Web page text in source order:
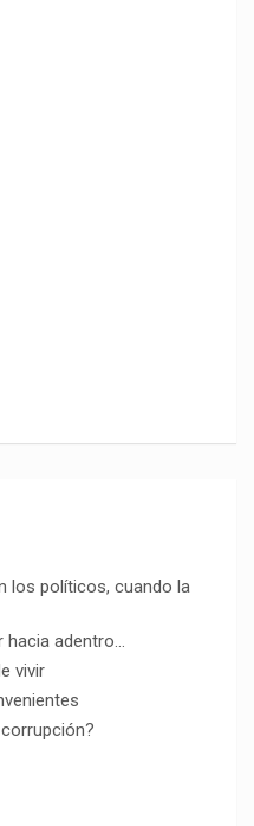
los políticos, cuando la
adentro…
vivir